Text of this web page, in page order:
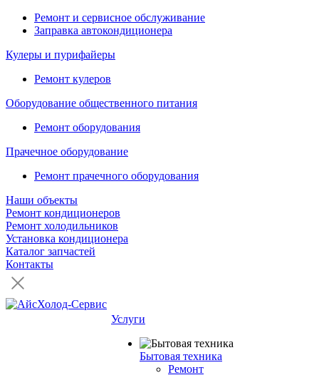
Ремонт и сервисное обслуживание
Заправка автокондиционера
Кулеры и пурифайеры
Ремонт кулеров
Оборудование общественного питания
Ремонт оборудования
Прачечное оборудование
Ремонт прачечного оборудования
Наши объекты
Ремонт кондиционеров
Ремонт холодильников
Установка кондиционера
Каталог запчастей
Контакты
Услуги
Бытовая техника
Ремонт